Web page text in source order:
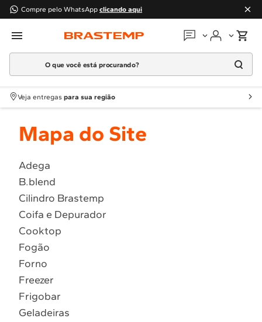
Compre pelo WhatsApp clicando aqui
Em que podemos
Atendimento Brastemp
O que você está procurando?
Termos mais buscados
1º Geladeira
2
Fogao
4 º Lava Louça
5 º Cooktop
6º Microondas Brastemp
7º Forno
8º Embutir
9º Combos
Veja entregas para sua região
Mapa do Site
Adega
B.blend
Cilindro Brastemp
Coifa e Depurador
Cooktop
Fogão
Forno
Freezer
Frigobar
Geladeiras